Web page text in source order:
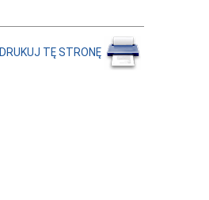
DRUKUJ TĘ STRONĘ